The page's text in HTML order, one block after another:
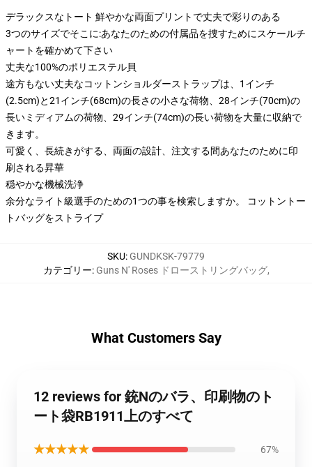
デラックスなトート 鮮やかな両面プリントで丈夫で彩りのある
3つのサイズでそこに:あなたのための付属品を捜すためにスケールチ
ャートを確かめて下さい
丈夫な100%のポリエステル貝
途方もない丈夫なコットンショルダーストラップは、1インチ
(2.5cm)と21インチ(68cm)の長さの小さな荷物、28インチ(70cm)の
長いミディアムの荷物、29インチ(74cm)の長い荷物を大量に収納で
きます。
可愛く、長続きがする、両面の設計、注文する間あなたのために印
刷される昇華
穏やかな機械洗浄
余分なライト級選手のための1つの事を検索しますか。 コットントー
トバッグをストライプ
SKU: GUNDKSK-79779
カテゴリー: Guns N' Roses ドローストリングバッグ,
What Customers Say
12 reviews for 銃Nのバラ、印刷物のト
ート袋RB1911上のすべて
★★★★★ 67%